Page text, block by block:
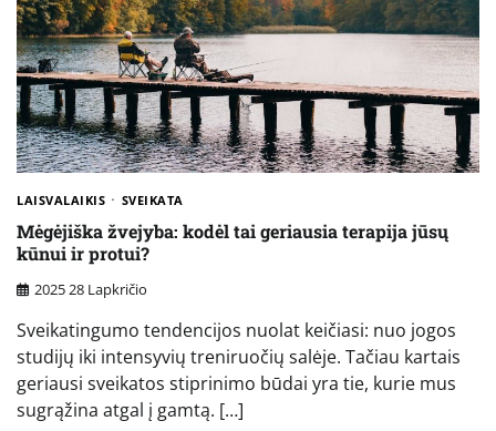
LAISVALAIKIS SVEIKATA
Mėgėjiška žvejyba: kodėl tai geriausia terapija jūsų
kūnui ir protui?
2025 28 Lapkričio
Sveikatingumo tendencijos nuolat keičiasi: nuo jogos
studijų iki intensyvių treniruočių salėje. Tačiau kartais
geriausi sveikatos stiprinimo būdai yra tie, kurie mus
sugrąžina atgal į gamtą. […]